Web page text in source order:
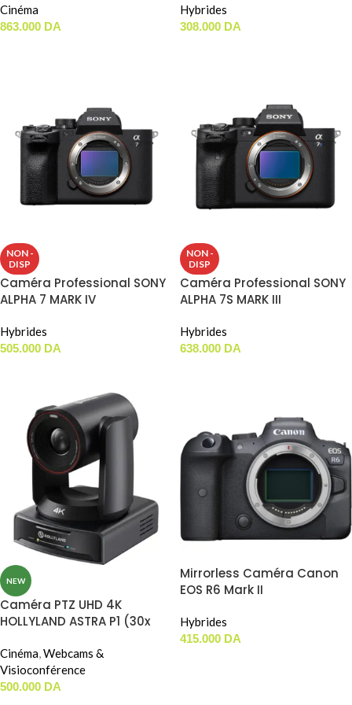
Cinéma
863.000 DA
Hybrides
308.000 DA
NON -
DISP
Caméra Professional SONY
ALPHA 7 MARK IV
Hybrides
505.000 DA
NON -
DISP
Caméra Professional SONY
ALPHA 7S MARK III
Hybrides
638.000 DA
NEW
Caméra PTZ UHD 4K
HOLLYLAND ASTRA P1 (30x
Cinéma,Webcams &
Visioconférence
500.000 DA
Mirrorless Caméra Canon
EOS R6 Mark II
Hybrides
415.000 DA